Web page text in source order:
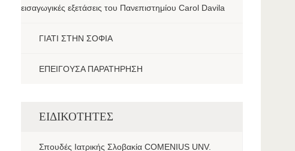
εισαγωγικές εξετάσεις του Πανεπιστημίου Carol Davila
ΓΙΑΤΙ ΣΤΗΝ ΣΟΦΙΑ
ΕΠΕΙΓΟΥΣΑ ΠΑΡΑΤΗΡΗΣΗ
ΕΙΔΙΚΟΤΗΤΕΣ
Σπουδές Ιατρικής Σλοβακία COMENIUS UNV.